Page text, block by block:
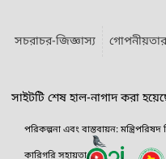
সচরাচর-জিজ্ঞাস্য
সাইটটি শেষ হাল-নাগাদ করা
পরিকল্পনা এবং বাস্তবায়ন:
কারিগরি সহায়তা